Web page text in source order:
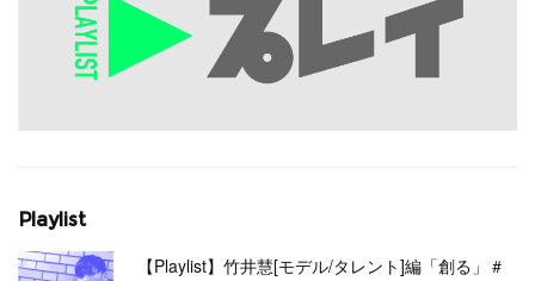
Playlist
【Playlist】竹井慧[モデル/タレント]編「創る」＃